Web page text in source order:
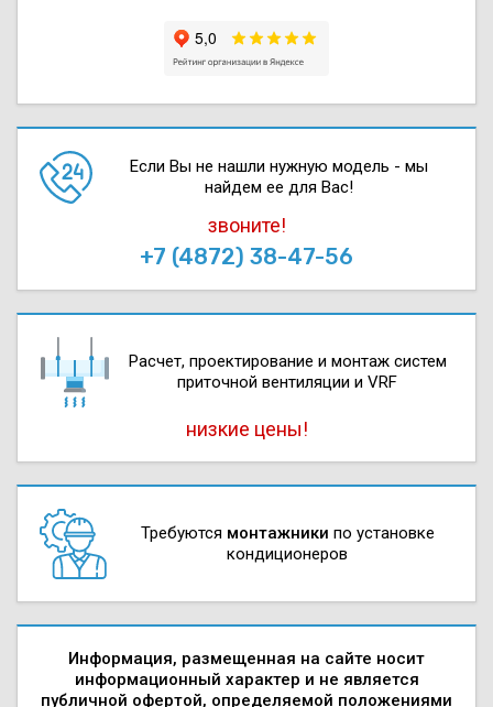
Если Вы не нашли нужную модель - мы
найдем ее для Вас!
звоните!
+7 (4872) 38-47-56
Расчет, проектирова­ние и монтаж систем
приточной вентиляции и VRF
низкие цены!
Требуются монтажники по установке
кондиционеров
Информация, размещенная на сайте носит
информационный характер и не является
публичной офертой, определяемой положениями